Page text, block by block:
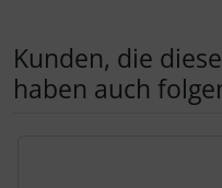
Kunden, die
haben auch